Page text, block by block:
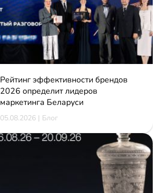
Рейтинг эффективности брендов
2026 определит лидеров
маркетинга Беларуси
05.08.2026 | Блог